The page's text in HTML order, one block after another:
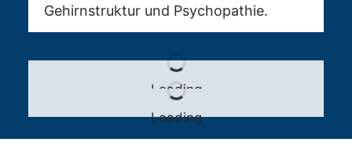
Gehirnstruktur und Psychopathie.
Loading
Loading